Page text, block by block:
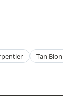
Tan Bionica